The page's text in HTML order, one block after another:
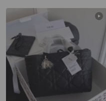
更多相似Dior女包推薦精品